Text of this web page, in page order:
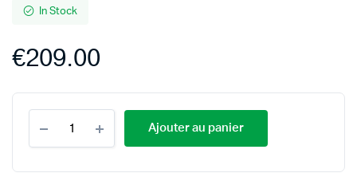
In Stock
€209.00
Ajouter au panier